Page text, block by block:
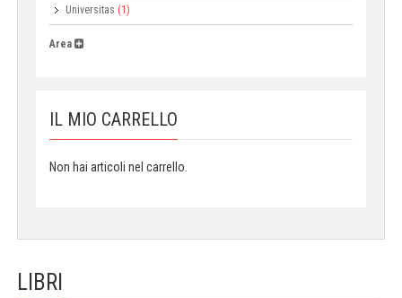
Universitas (1)
Area
IL MIO CARRELLO
Non hai articoli nel carrello.
LIBRI